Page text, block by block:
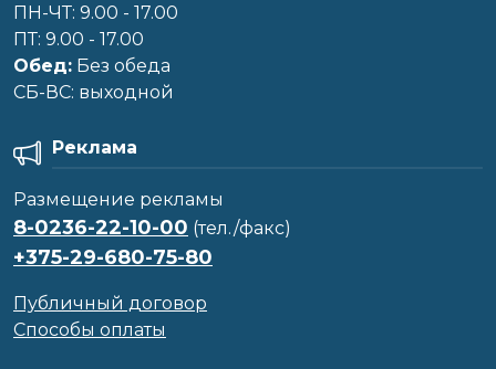
ПН-ЧТ: 9.00 - 17.00
ПТ: 9.00 - 17.00
Обед: Без обеда
CБ-ВС: выходной
Реклама
Размещение рекламы
8-0236-22-10-00 (тел./факс)
+375-29-680-75-80
Публичный договор
Способы оплаты